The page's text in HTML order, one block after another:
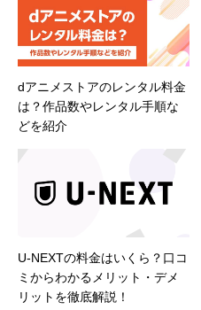
dアニメストアのレンタル料金
は？作品数やレンタル手順な
どを紹介
U-NEXTの料金はいくら？口コ
ミからわかるメリット・デメ
リットを徹底解説！